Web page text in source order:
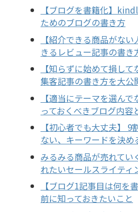
【ブログを書籍化】
ためのブログの書き方
【紹介できる商品がな
きるレビュー記事の書き
【知らずに始めて損し
集客記事の書き方を大公
【適当にテーマを選ん
っておくべきブログ内容
【初心者でも大丈夫】
ない、キーワードを決め
みるみる商品が売れてい
れたいセールスライティ
【ブログ1記事目は何を
前に知っておきたいこと